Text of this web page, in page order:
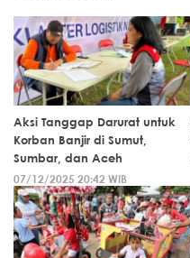
Aksi Tanggap Darurat untuk
Korban Banjir di Sumut,
Sumbar, dan Aceh
07/12/2025 20:42 WIB